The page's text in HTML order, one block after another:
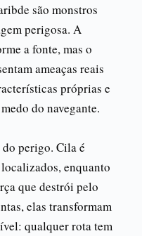
são monstros
perigosa. A
a fonte, mas o
ameaças reais
próprias e
do navegante.
perigo. Cila é
enquanto
que destrói pelo
elas transformam
qualquer rota tem